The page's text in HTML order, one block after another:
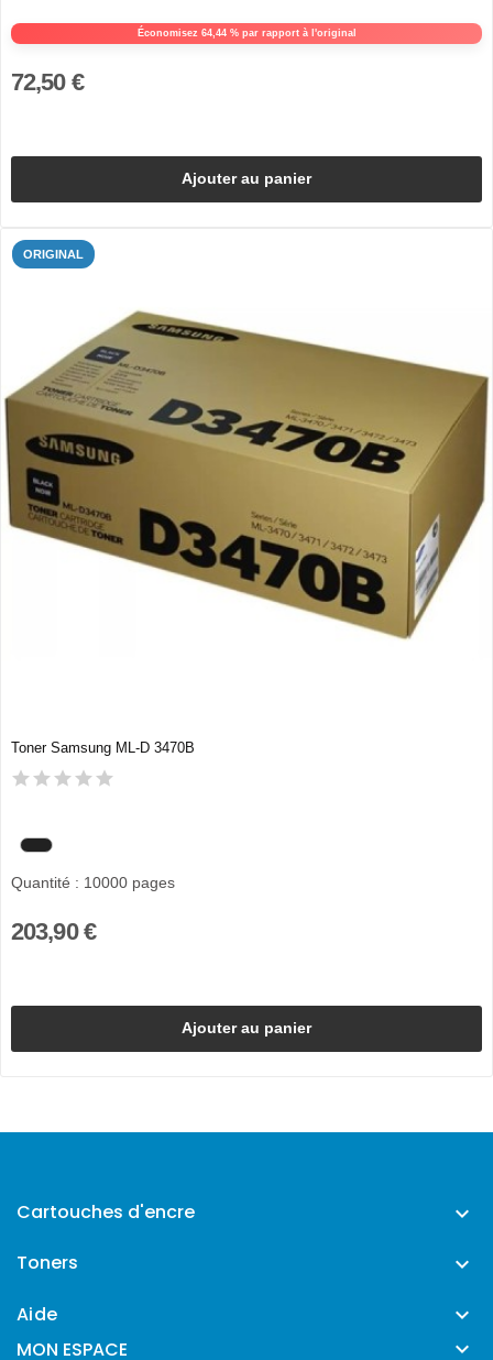
Économisez 64,44 % par rapport à l'original
72,50 €
Ajouter au panier
ORIGINAL
Toner Samsung ML-D 3470B
Quantité : 10000 pages
203,90 €
Ajouter au panier
Cartouches d'encre 
Toners 
Aide 
MON ESPACE 